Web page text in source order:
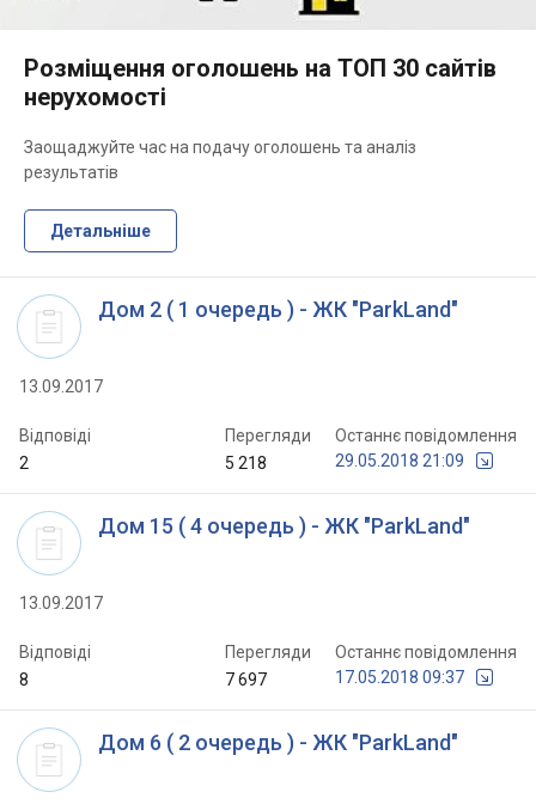
Дом 2 ( 1 очередь ) - ЖК "ParkLand"
13.09.2017
Відповіді
2
Перегляди
5 218
Останнє повідомлення
29.05.2018 21:09
Дом 15 ( 4 очередь ) - ЖК "ParkLand"
13.09.2017
Відповіді
8
Перегляди
7 697
Останнє повідомлення
17.05.2018 09:37
Дом 6 ( 2 очередь ) - ЖК "ParkLand"
Розміщення оголошень на ТОП 30 сайтів
нерухомості
Заощаджуйте час на подачу оголошень та аналіз
результатів
Детальніше